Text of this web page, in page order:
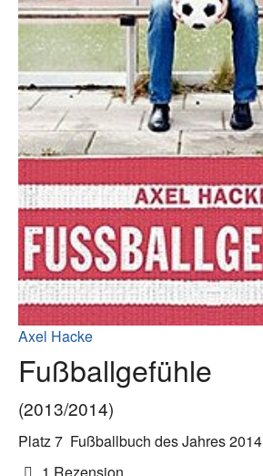
Axel Hacke
Fußballgefühle
(2013/2014)
Platz 7 Fußballbuch des Jahres 2014